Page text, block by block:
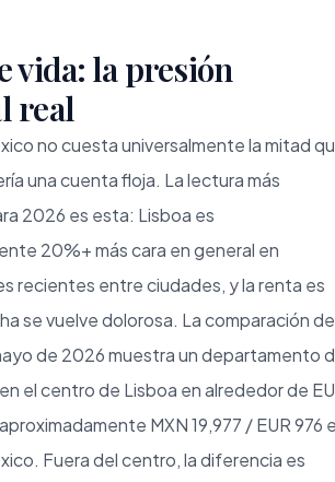
vida: la presión
real
no cuesta universalmente la mitad
una cuenta floja. La lectura más
2026 es esta: Lisboa es
20%+ más cara en general en
recientes entre ciudades, y la renta es
se vuelve dolorosa. La comparación de
de 2026 muestra un departamento
el centro de Lisboa en alrededor de
MXN 19,977 / EUR 976
Fuera del centro, la diferencia es